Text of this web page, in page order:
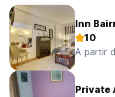
Inn
10
A partir
Private